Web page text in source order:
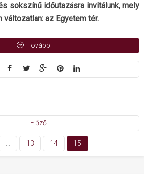
sokszínű időutazásra invitálunk, mely
változatlan: az Egyetem tér.
Tovább
Előző
13 14 15